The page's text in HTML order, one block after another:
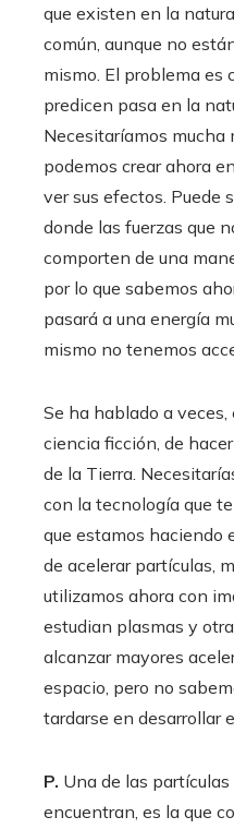
que existen en la
común, aunque no
mismo. El problema es
predicen pasa en la
Necesitaríamos mucha
podemos crear ahora
ver sus efectos. Puede
donde las fuerzas que
comporten de una
por lo que sabemos
pasará a una energía
mismo no tenemos
Se ha hablado a
ciencia ficción, de
de la Tierra.
con la tecnología que
que estamos haciendo
de acelerar partículas,
utilizamos ahora con
estudian plasmas y
alcanzar mayores
espacio, pero no
tardarse en desarrollar
P. Una de las
encuentran, es la que